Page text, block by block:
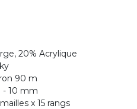
20% Acrylique
90 m
- 10 mm
x 15 rangs